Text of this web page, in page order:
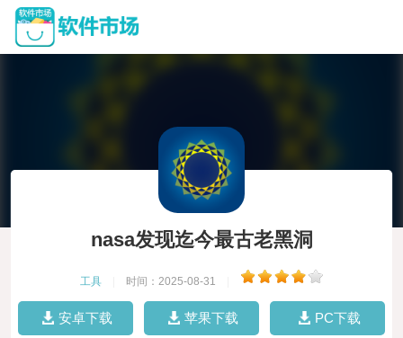
nasa发现迄今最古老黑洞
工具 时间：2025-08-31
安卓下载 苹果下载 PC下载